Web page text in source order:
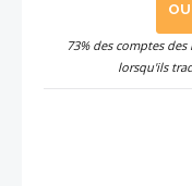
73% des comptes
lorsqu'ils